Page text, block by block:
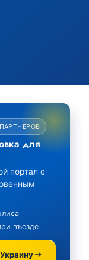
для
портал с
въезде